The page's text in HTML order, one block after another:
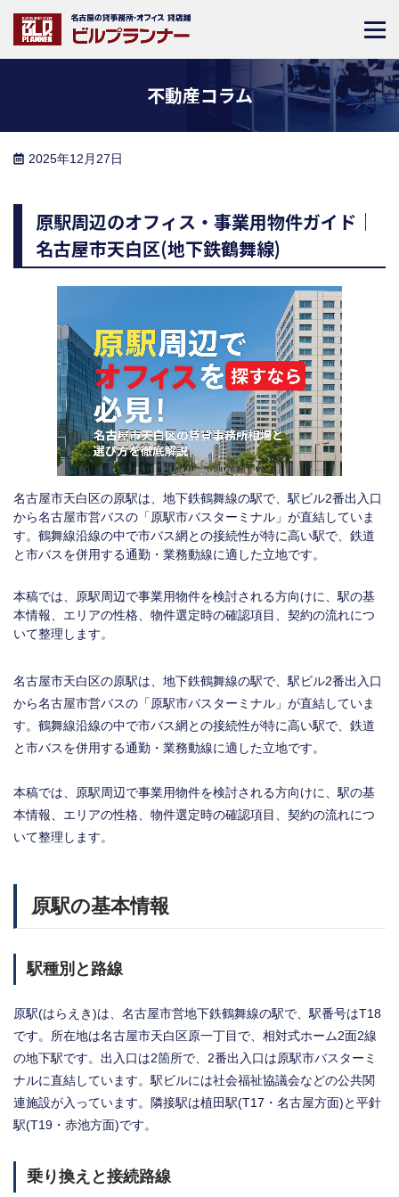
不動産コラム
2025年12月27日
原駅周辺のオフィス・事業用物件ガイド｜
名古屋市天白区(地下鉄鶴舞線)
名古屋市天白区の原駅は、地下鉄鶴舞線の駅で、駅ビル2番出入口
から名古屋市営バスの「原駅市バスターミナル」が直結していま
す。鶴舞線沿線の中で市バス網との接続性が特に高い駅で、鉄道
と市バスを併用する通勤・業務動線に適した立地です。
本稿では、原駅周辺で事業用物件を検討される方向けに、駅の基
本情報、エリアの性格、物件選定時の確認項目、契約の流れにつ
いて整理します。
名古屋市天白区の原駅は、地下鉄鶴舞線の駅で、駅ビル2番出入口
から名古屋市営バスの「原駅市バスターミナル」が直結していま
す。鶴舞線沿線の中で市バス網との接続性が特に高い駅で、鉄道
と市バスを併用する通勤・業務動線に適した立地です。
本稿では、原駅周辺で事業用物件を検討される方向けに、駅の基
本情報、エリアの性格、物件選定時の確認項目、契約の流れにつ
いて整理します。
原駅の基本情報
駅種別と路線
原駅(はらえき)は、名古屋市営地下鉄鶴舞線の駅で、駅番号はT18
です。所在地は名古屋市天白区原一丁目で、相対式ホーム2面2線
の地下駅です。出入口は2箇所で、2番出入口は原駅市バスターミ
ナルに直結しています。駅ビルには社会福祉協議会などの公共関
連施設が入っています。隣接駅は植田駅(T17・名古屋方面)と平針
駅(T19・赤池方面)です。
乗り換えと接続路線